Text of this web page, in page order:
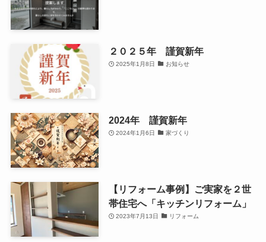
２０２５年 謹賀新年
2025年1月8日 お知らせ
2024年 謹賀新年
2024年1月6日 家づくり
【リフォーム事例】ご実家を２世
帯住宅へ「キッチンリフォーム」
2023年7月13日 リフォーム